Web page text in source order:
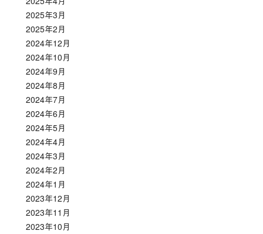
2025年3月
2025年2月
2024年12月
2024年10月
2024年9月
2024年8月
2024年7月
2024年6月
2024年5月
2024年4月
2024年3月
2024年2月
2024年1月
2023年12月
2023年11月
2023年10月